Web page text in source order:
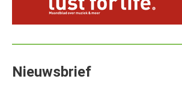
Nieuwsbrief